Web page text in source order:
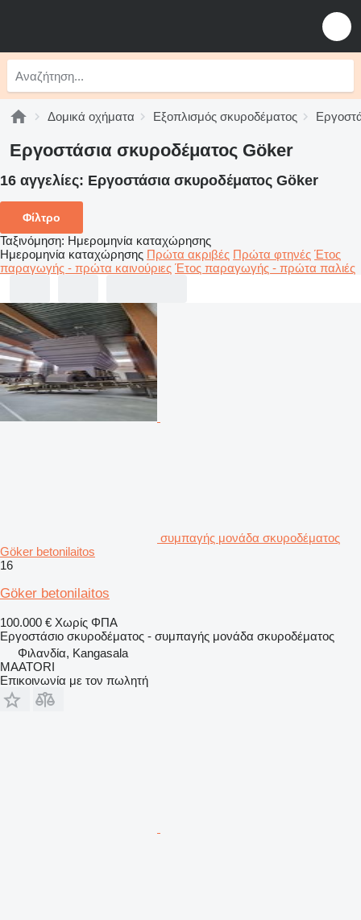
Δομικά οχήματα Εξοπλισμός σκυροδέματος
Εργοστάσια σκυροδέματος Göker
16 αγγελίες: Εργοστάσια σκυροδέματος Göker
Φίλτρο
Ταξινόμηση: Ημερομηνία καταχώρησης
Ημερομηνία καταχώρησης Πρώτα ακριβές Πρώτα φτηνές Έτος
παραγωγής - πρώτα καινούριες Έτος παραγωγής - πρώτα παλιές
συμπαγής μονάδα σκυροδέματος
Göker betonilaitos
16
Göker betonilaitos
100.000 € Χωρίς ΦΠΑ
Εργοστάσιο σκυροδέματος - συμπαγής μονάδα σκυροδέματος
Φιλανδία, Kangasala
MAATORI
Επικοινωνία με τον πωλητή